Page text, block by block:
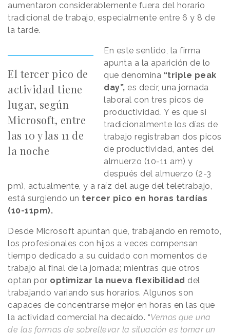
aumentaron considerablemente fuera del horario
tradicional de trabajo, especialmente entre 6 y 8 de
la tarde.
El tercer pico de
actividad tiene
lugar, según
Microsoft, entre
las 10 y las 11 de
la noche
En este sentido, la firma
apunta a la aparición de lo
que denomina “triple peak
day”, es decir, una jornada
laboral con tres picos de
productividad. Y es que si
tradicionalmente los días de
trabajo registraban dos picos
de productividad, antes del
almuerzo (10-11 am) y
después del almuerzo (2-3
pm), actualmente, y a raíz del auge del teletrabajo,
está surgiendo un tercer pico en horas tardías
(10-11pm).
Desde Microsoft apuntan que, trabajando en remoto,
los profesionales con hijos a veces compensan
tiempo dedicado a su cuidado con momentos de
trabajo al final de la jornada; mientras que otros
optan por optimizar la nueva flexibilidad del
trabajando variando sus horarios. Algunos son
capaces de concentrarse mejor en horas en las que
la actividad comercial ha decaído. “Vemos que una
de las formas de sobrellevar la situación es tomar un